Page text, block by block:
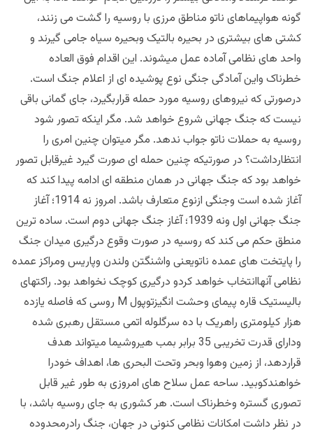
گونه هواپیماهای ناتو مناطق مرزی با روسیه را گشت می زنند،
کشتی های بیشتری در بحیره بالتیک وبحیره سیاه جامی گیرند و
واحد های نظامی آماده عمل میشوند. این اقدام فوق العاده
خطرناک واین آمادگی جنگی نوع پوشیده ای از اعلام جنگ است.
درصورتی که نیروهای روسیه مورد حمله قراربگیرد، جای گمانی باقی
نیست که جنگ جهانی شروع خواهد شد. مگر اینکه تصور شود
روسیه به حملات ناتو جواب ندهد. مگر میتوان چنین امری را
انتظارداشت؟ در صورتیکه چنین حمله ای صورت گیرد غیرقابل تصور
خواهد بود که جنگ جهانی در همان منطقه ای ادامه پیدا کند که
آغاز شده است وجنگی ازنوع متعارف باشد. امروز نه 1914؛ آغاز
جنگ جهانی اول ونه 1939؛ آغاز جنگ جهانی دوم است. ساده ترین
منطق حکم می کند که روسیه در صورت وقوع درگیری میدان جنگ
را پایتخت های عمده ناتویعنی واشنگتن ولندن وپاریس ومراکز عمده
نظامی آنهاانتخاب خواهد کردو درگیری کوچک نخواهد بود. راکتهای
بالیستیک قاره پیمای وحشت انگیزتوپول M روسی که فاصله یازده
هزار کیلومتری راهریک با ده سرگلوله اتمی مستقل رهبری شده
ودارای قدرت تخریبی 35 برابر بمب هیروشیما میتواند هدف
قراردهد، از زمین وهوا وبحر وتحت البحری ها، اهداف خودرا
خواهندکوبید. ساحه عمل سلاح های امروزی به طور غیر قابل
تصوری گستره وخطرناک است. هر کشوری به جای روسیه باشد، با
در نظر داشت امکانات نظامی کنونی در جهان، جنگ رادرمحدوده